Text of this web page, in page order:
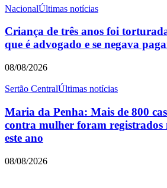
NacionalÚltimas notícias
Criança de três anos foi
que é advogado e se negava
08/08/2026
Sertão CentralÚltimas notícias
Maria da Penha: Mais de 800
contra mulher foram registrados
este ano
08/08/2026